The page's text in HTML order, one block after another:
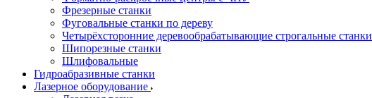
Фрезерные станки
Фуговальные станки по дереву
Четырёхсторонние деревообрабатывающие строгальные станки
Шипорезные станки
Шлифовальные
Гидроабразивные станки
Лазерное оборудование